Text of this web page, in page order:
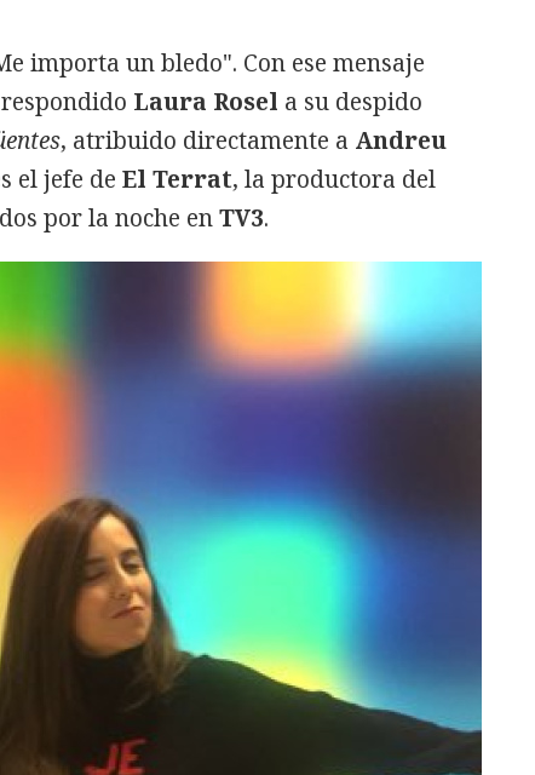
importa un bledo". Con ese mensaje
Laura Rosel a su despido
, atribuido directamente a Andreu
el jefe de El Terrat, la productora del
por la noche enTV3.